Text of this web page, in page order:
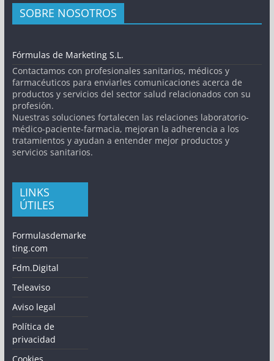
SOBRE NOSOTROS
Fórmulas de Marketing S.L.
Contactamos con profesionales sanitarios, médicos y
farmacéuticos para enviarles comunicaciones acerca de
productos y servicios del sector salud relacionados con su
profesión.
Nuestras soluciones fortalecen las relaciones laboratorio-
médico-paciente-farmacia, mejoran la adherencia a los
tratamientos y ayudan a entender mejor productos y
servicios sanitarios.
LINKS
ÚTILES
Formulasdemarke
ting.com
Fdm.Digital
Teleaviso
Aviso legal
Política de
privacidad